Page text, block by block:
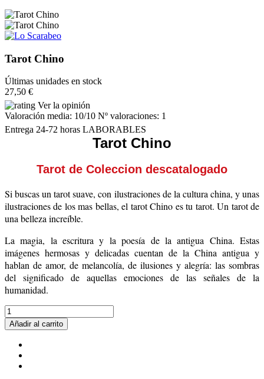
Tarot Chino
Últimas unidades en stock
27,50 €
Ver la opinión
Valoración media: 10/10 Nº valoraciones: 1
Entrega 24-72 horas LABORABLES
Tarot Chino
Tarot de Coleccion descatalogado
Si buscas un tarot suave, con ilustraciones de la cultura china, y unas
ilustraciones de los mas bellas, el tarot Chino es tu tarot. Un tarot de
una belleza increíble.
La magia, la escritura y la poesía de la antigua China. Estas
imágenes hermosas y delicadas cuentan de la China antigua y
hablan de amor, de melancolía, de ilusiones y alegría: las sombras
del significado de aquellas emociones de las señales de la
humanidad.
Añadir al carrito